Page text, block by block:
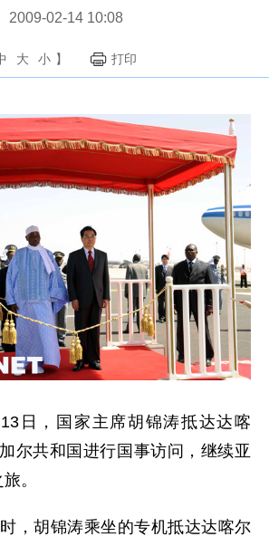
2009-02-14 10:08
大 小 】 打印
，国家主席胡锦涛抵达达喀
尔共和国进行国事访问，继续亚
。
胡锦涛乘坐的专机抵达达喀尔